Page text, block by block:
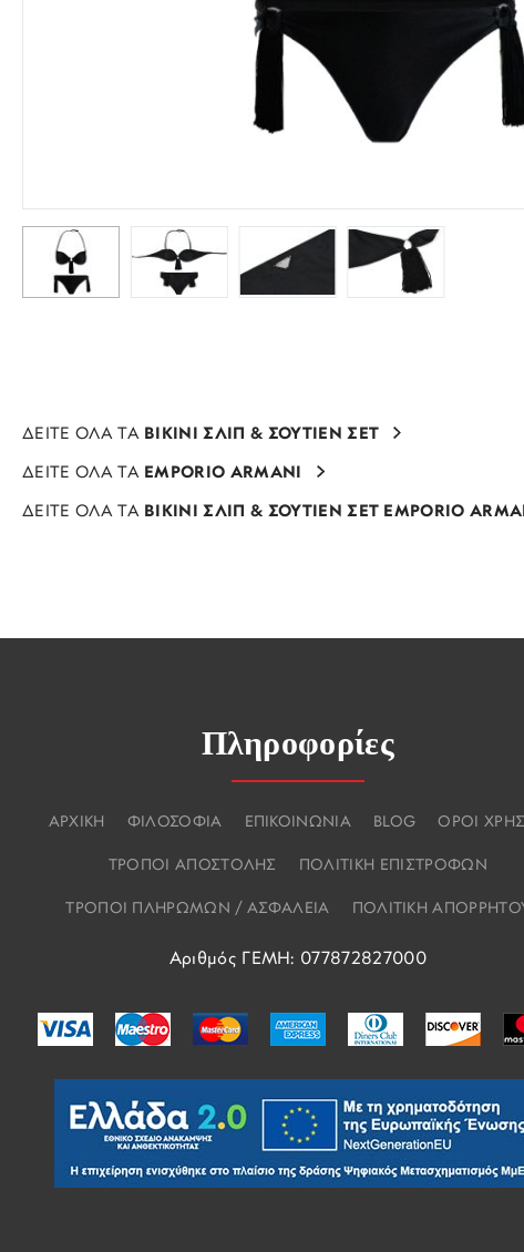
ΔΕΙΤΕ ΟΛΑ ΤΑ BIKINI ΣΛΙΠ & ΣΟΥΤΙΕΝ ΣΕΤ
ΔΕΙΤΕ ΟΛΑ ΤΑ EMPORIO ARMANI
ΔΕΙΤΕ ΟΛΑ ΤΑ BIKINI ΣΛΙΠ & ΣΟΥΤΙΕΝ ΣΕΤ EMPORIO
Πληροφορίες
ΑΡΧΙΚΗ ΦΙΛΟΣΟΦΙΑ ΕΠΙΚΟΙΝΩΝΙΑ BLOG ΟΡΟΙ
ΤΡΟΠΟΙ ΑΠΟΣΤΟΛΗΣ ΠΟΛΙΤΙΚΗ ΕΠΙΣΤΡΟΦΩΝ
ΤΡΟΠΟΙ ΠΛΗΡΩΜΩΝ / ΑΣΦΑΛΕΙΑ ΠΟΛΙΤΙΚΗ
Αριθμός ΓΕΜΗ: 077872827000